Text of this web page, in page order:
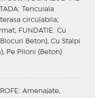
: Tencuiala
circulabila;
FUNDATIE : Cu
Beton), Cu Stalpi
Pe Piloni (Beton)
: Amenajate,